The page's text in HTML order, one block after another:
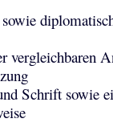
Schrift sowie